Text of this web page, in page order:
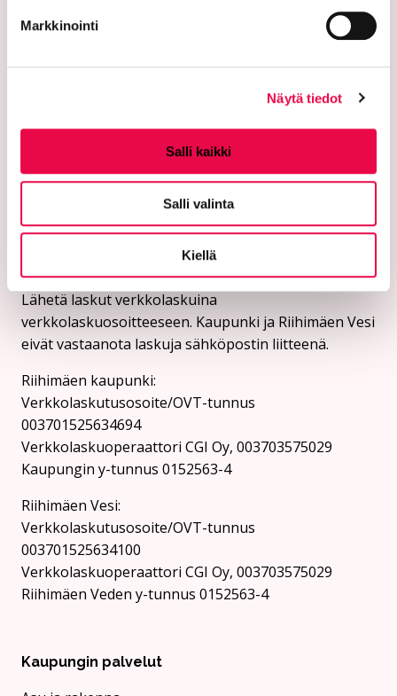
Markkinointi
Näytä tiedot
Salli kaikki
Salli valinta
Kiellä
Vaihde: 019 758 4000
Sähköpostiosoitteet:
Turvasähköpostiosoite:
Ethän lähetä henkilötietoja tai arkaluonteisia
asiakastietoja suojaamattomassa sähköpostissa.
Kaupungin verkkosivuilta löytyy ohjeet
turvasähköpostin lähettämiseen.
Verkkolaskutusosoitteet:
Lähetä laskut verkkolaskuina
verkkolaskuosoitteeseen. Kaupunki ja Riihimäen Vesi
eivät vastaanota laskuja sähköpostin liitteenä.
Riihimäen kaupunki:
Verkkolaskutusosoite/OVT-tunnus
003701525634694
Verkkolaskuoperaattori CGI Oy, 003703575029
Kaupungin y-tunnus 0152563-4
Rii­hi­mäen Vesi:
Verkkolaskutusosoite/OVT-tunnus
003701525634100
Verkkolaskuoperaattori CGI Oy, 003703575029
Riihimäen Veden y-tunnus 0152563-4
Kaupungin palvelut